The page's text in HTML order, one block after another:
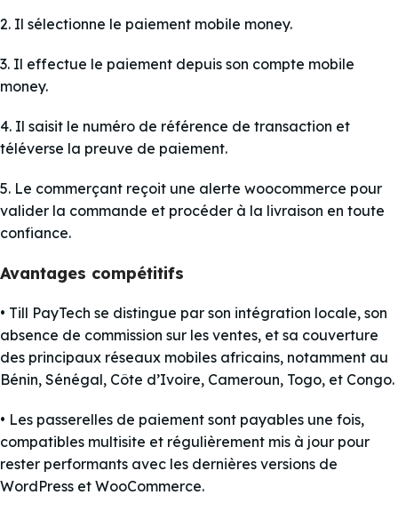
2. Il sélectionne le paiement mobile money.
3. Il effectue le paiement depuis son compte mobile
money.
4. Il saisit le numéro de référence de transaction et
téléverse la preuve de paiement.
5. Le commerçant reçoit une alerte woocommerce pour
valider la commande et procéder à la livraison en toute
confiance.
Avantages compétitifs
• Till PayTech se distingue par son intégration locale, son
absence de commission sur les ventes, et sa couverture
des principaux réseaux mobiles africains, notamment au
Bénin, Sénégal, Côte d’Ivoire, Cameroun, Togo, et Congo.
• Les passerelles de paiement sont payables une fois,
compatibles multisite et régulièrement mis à jour pour
rester performants avec les dernières versions de
WordPress et WooCommerce.